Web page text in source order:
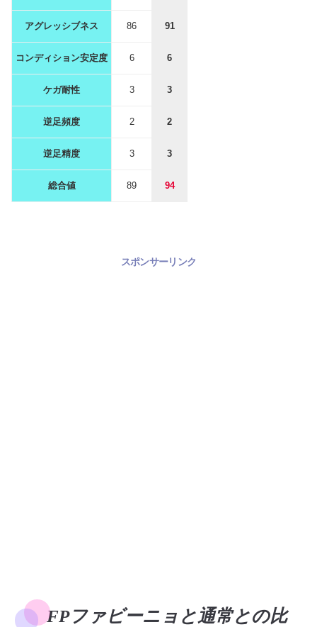
アグレッシブネス 86 91
コンディション安定度 6 6
ケガ耐性 3 3
逆足頻度 2 2
逆足精度 3 3
総合値 89 94
スポンサーリンク
FPファビーニョと通常との比